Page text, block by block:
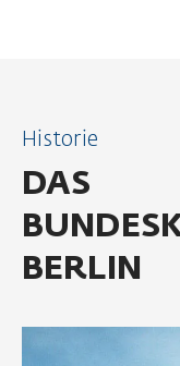
Historie
DAS
BERLIN